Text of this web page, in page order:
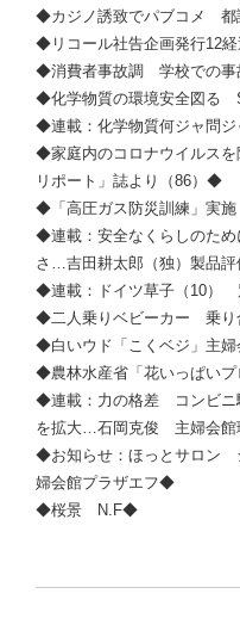
◆カジノ誘致でパブコメ 都
◆リコール社告企画発行12
◆消費者事故調 学校での事
◆化学物質の環境安全図る
◆連載：化学物質何ジャ問
◆家庭内のコロナウイルス
リポート」誌より（86）◆
◆「高圧ガス防災訓練」実
◆連載：安全なくらしのため
さ…吉田耕太郎（独）製品
◆連載：ドイツ草子（10）
◆二人乗りベビーカー 乗り
◆白いウド「こくベジ」主
◆農林水産省「花いっぱいプ
◆連載：力の格差 コンビニ
を拡大…石岡克俊 主婦会
◆お知らせ：ほっとサロン
婦会館プラザエフ◆
◆桜景 N.F◆